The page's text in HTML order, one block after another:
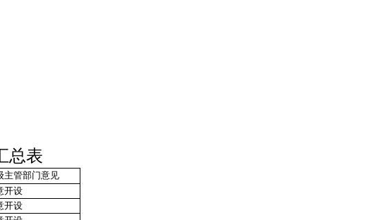
总表
主管部门意见
开设
开设